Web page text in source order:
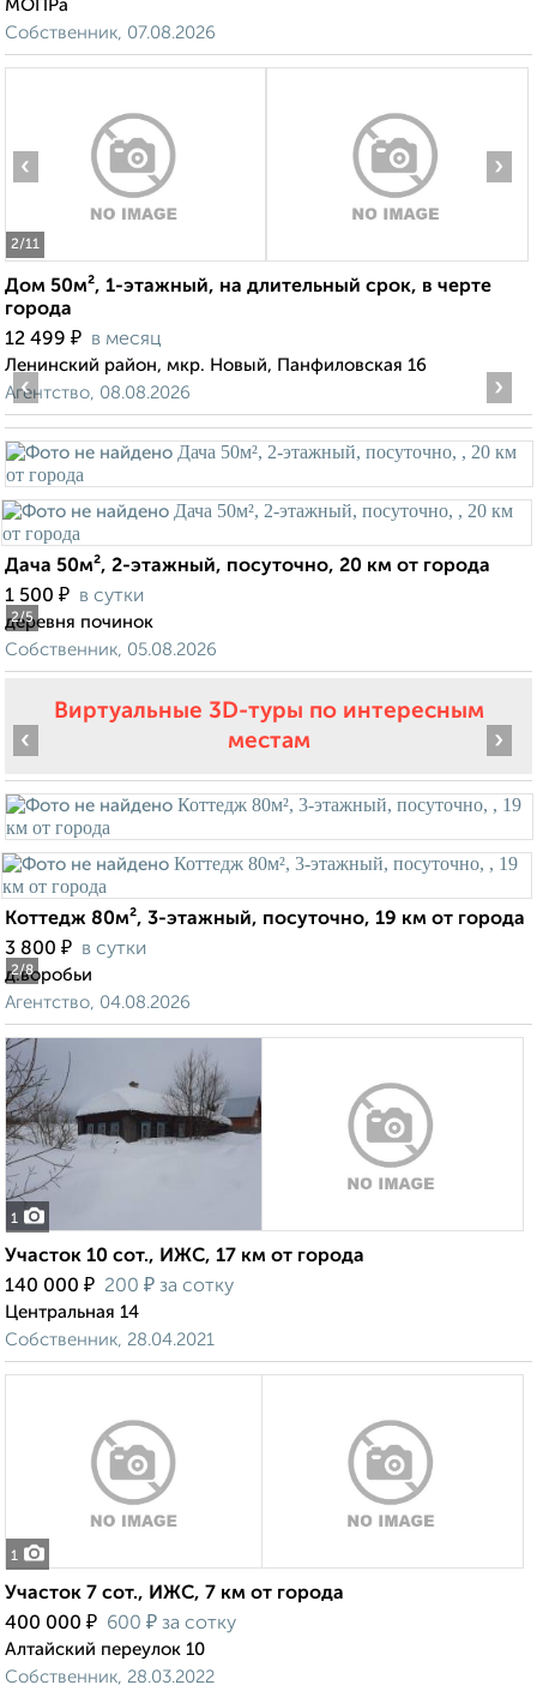
МОПРа
Собственник, 07.08.2026
2/11
‹ ›
Дом 50м², 1-этажный, на длительный срок, в черте
города
12 499 ₽ в месяц
Ленинский район, мкр. Новый, Панфиловская 16
Агентство, 08.08.2026
2/5
‹ ›
Дача 50м², 2-этажный, посуточно, 20 км от города
1 500 ₽ в сутки
деревня починок
Собственник, 05.08.2026
Виртуальные 3D-туры по интересным
местам
2/8
‹ ›
Коттедж 80м², 3-этажный, посуточно, 19 км от города
3 800 ₽ в сутки
д.воробьи
Агентство, 04.08.2026
1
Участок 10 сот., ИЖС, 17 км от города
140 000 ₽ 200 ₽ за сотку
Центральная 14
Собственник, 28.04.2021
1
Участок 7 сот., ИЖС, 7 км от города
400 000 ₽ 600 ₽ за сотку
Алтайский переулок 10
Собственник, 28.03.2022